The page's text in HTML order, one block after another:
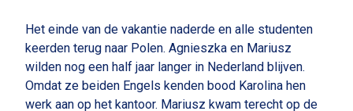
Het einde van de vakantie naderde en alle studenten
keerden terug naar Polen. Agnieszka en Mariusz
wilden nog een half jaar langer in Nederland blijven.
Omdat ze beiden Engels kenden bood Karolina hen
werk aan op het kantoor. Mariusz kwam terecht op de